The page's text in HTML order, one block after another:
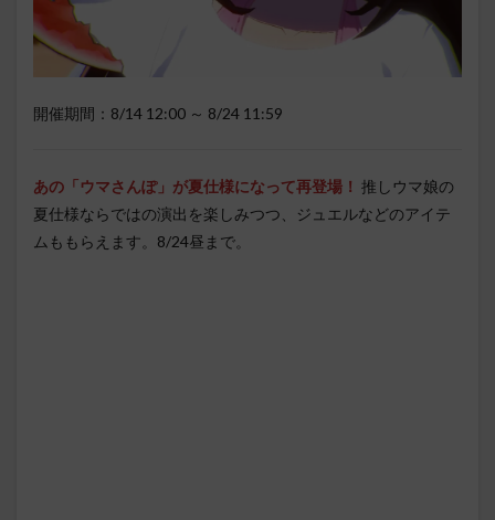
開催期間：8/14 12:00 ～ 8/24 11:59
あの「ウマさんぽ」が夏仕様になって再登場！ 推しウマ娘の
夏仕様ならではの演出を楽しみつつ、ジュエルなどのアイテ
ムももらえます。8/24昼まで。